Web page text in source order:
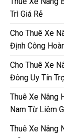
Trì Giá Rẻ
Cho Thuê Xe
Định Công
Cho Thuê Xe
Đông Uy Tín
Thuê Xe Nâng
Nam Từ Liêm
Thuê Xe Nâng